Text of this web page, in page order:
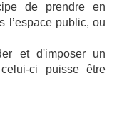
de prendre en
l’espace public, ou
et d'imposer un
ci puisse être